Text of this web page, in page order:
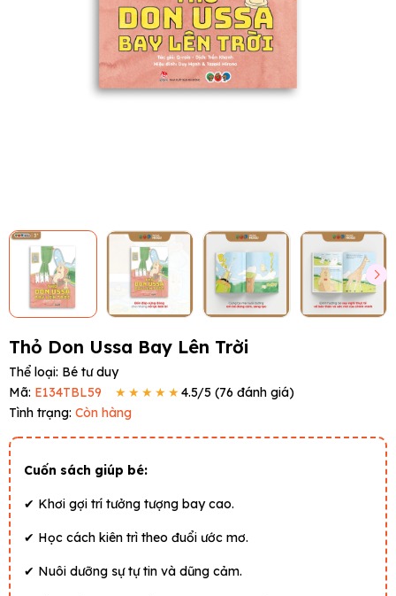
Thỏ Don Ussa Bay Lên Trời
Thể loại: Bé tư duy
Mã: E134TBL59 ★★★★★4.5/5 (76 đánh giá)
Tình trạng: Còn hàng
Cuốn sách giúp bé:
✔ Khơi gợi trí tưởng tượng bay cao.
✔ Học cách kiên trì theo đuổi ước mơ.
✔ Nuôi dưỡng sự tự tin và dũng cảm.